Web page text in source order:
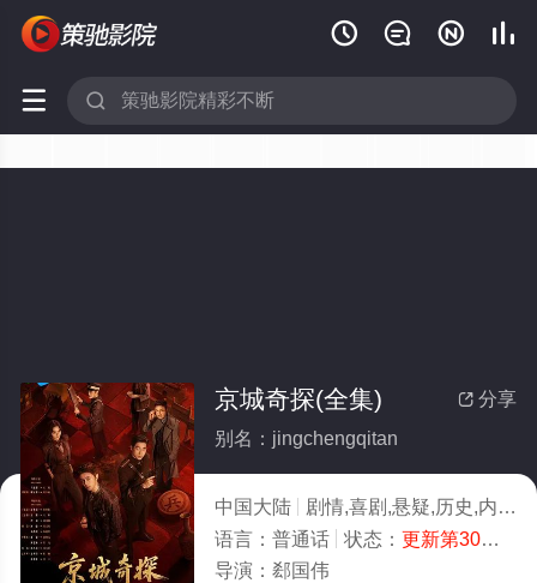
   
 
 分享
京城奇探(全集)
别名：jingchengqitan
中国大陆
剧情,喜剧,悬疑,历史,内地剧,大陆
语言： 普通话 状态： 更新第30集
导演： 郄国伟